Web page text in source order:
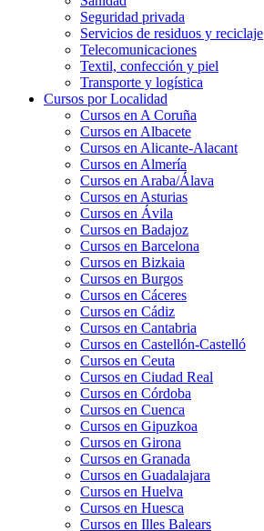
Seguridad privada
Servicios de residuos y reciclaje
Telecomunicaciones
Textil, confección y piel
Transporte y logística
Cursos por Localidad
Cursos en A Coruña
Cursos en Albacete
Cursos en Alicante-Alacant
Cursos en Almería
Cursos en Araba/Álava
Cursos en Asturias
Cursos en Ávila
Cursos en Badajoz
Cursos en Barcelona
Cursos en Bizkaia
Cursos en Burgos
Cursos en Cáceres
Cursos en Cádiz
Cursos en Cantabria
Cursos en Castellón-Castelló
Cursos en Ceuta
Cursos en Ciudad Real
Cursos en Córdoba
Cursos en Cuenca
Cursos en Gipuzkoa
Cursos en Girona
Cursos en Granada
Cursos en Guadalajara
Cursos en Huelva
Cursos en Huesca
Cursos en Illes Balears